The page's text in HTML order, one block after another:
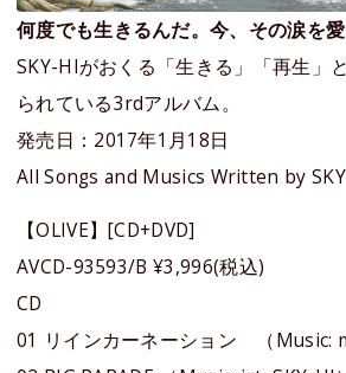
何度でも生きるんだ。今、その涙を愛
SKY-HIがおくる「生きる」「再生」
られている3rdアルバム。
発売日：2017年1月18日
All Songs and Musics Written by
【OLIVE】[CD+DVD]
AVCD-93593/B ¥3,996(税込)
CD
01 リインカーネーション （Music: